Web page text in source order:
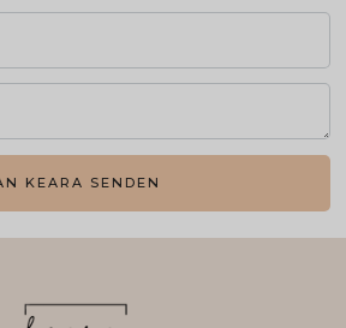
KEARA SENDEN